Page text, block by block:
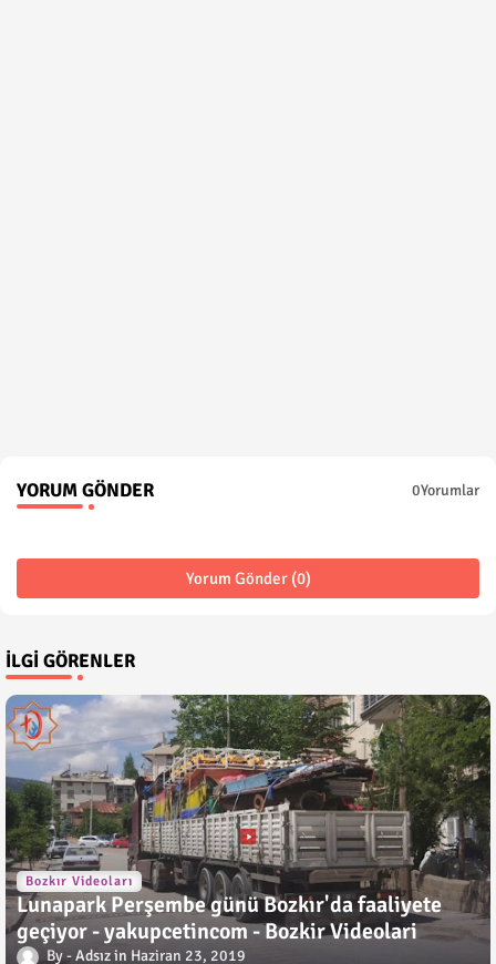
YORUM GÖNDER 0Yorumlar
Yorum Gönder (0)
İLGI GÖRENLER
Bozkır Videoları
Lunapark Perşembe günü Bozkır'da faaliyete
geçiyor - yakupcetincom - Bozkir Videolari
Adsız Haziran 23, 2019